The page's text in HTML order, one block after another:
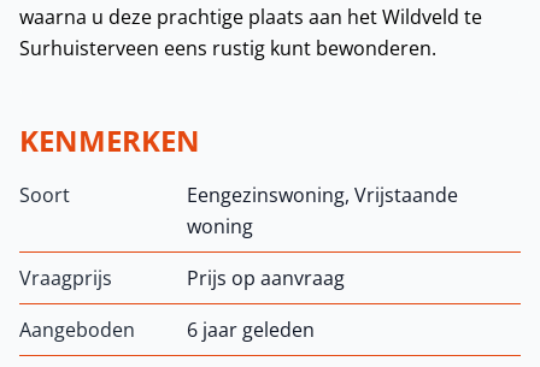
waarna u deze prachtige plaats aan het Wildveld te
Surhuisterveen eens rustig kunt bewonderen.
KENMERKEN
Soort
Eengezinswoning, Vrijstaande
woning
Vraagprijs
Prijs op aanvraag
Aangeboden
6 jaar geleden